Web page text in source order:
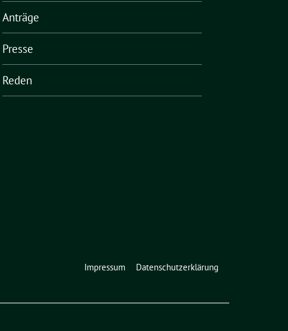
Anträge
Presse
Reden
Impressum Datenschutzerklärung